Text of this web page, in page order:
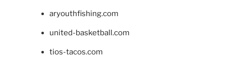
aryouthfishing.com
united-basketball.com
tios-tacos.com